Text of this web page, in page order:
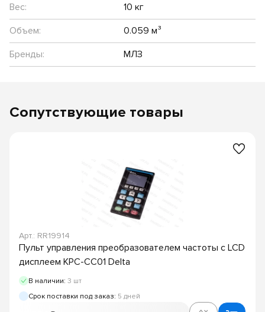
Вес:
10 кг
Объем:
0.059 м³
Бренды:
МЛЗ
Сопутствующие товары
Арт.: RR19914
Пульт управления преобразователем частоты c LCD
дисплеем KPC-CC01 Delta
В наличии: 3 шт
Срок поставки под заказ: 5 дней